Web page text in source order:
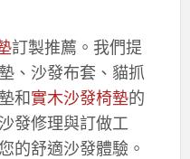
訂製推薦。我們提
、沙發布套、貓抓
和實木沙發椅墊的
發修理與訂做工
的舒適沙發體驗。